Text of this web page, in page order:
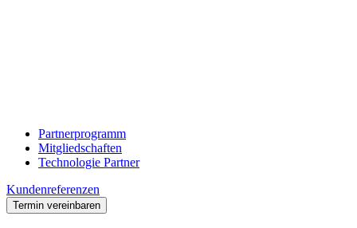
Partnerprogramm
Mitgliedschaften
Technologie Partner
Kundenreferenzen
Termin vereinbaren